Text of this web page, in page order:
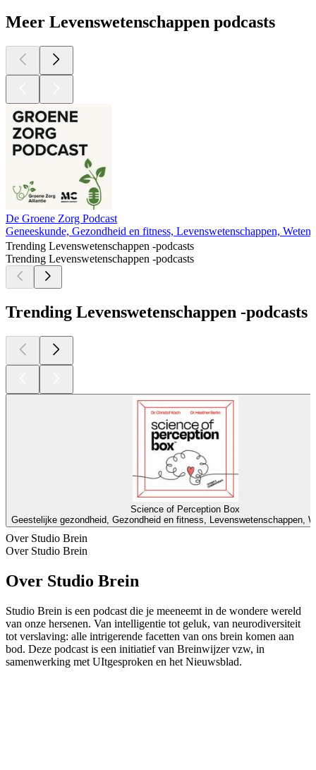
Meer Levenswetenschappen podcasts
De Groene Zorg Podcast
Geneeskunde, Gezondheid en fitness, Levenswetenschappen,
Trending Levenswetenschappen -podcasts
Trending Levenswetenschappen -podcasts
Trending Levenswetenschappen -podcasts
Science of Perception Box
Geestelijke gezondheid, Gezondheid en fitness, Levenswetenschappen,
Over Studio Brein
Over Studio Brein
Over Studio Brein
Studio Brein is een podcast die je meeneemt in de wondere wereld
van onze hersenen. Van intelligentie tot geluk, van neurodiversiteit
tot verslaving: alle intrigerende facetten van ons brein komen aan
bod. Deze podcast is een initiatief van Breinwijzer vzw, in
samenwerking met UItgesproken en het Nieuwsblad.